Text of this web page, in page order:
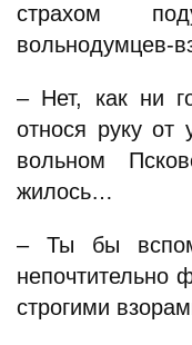
страхом
вольнодумцев-
– Нет, как ни
относя руку
вольном
жилось…
– Ты бы
непочтительно
строгими